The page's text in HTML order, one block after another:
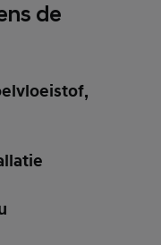
de